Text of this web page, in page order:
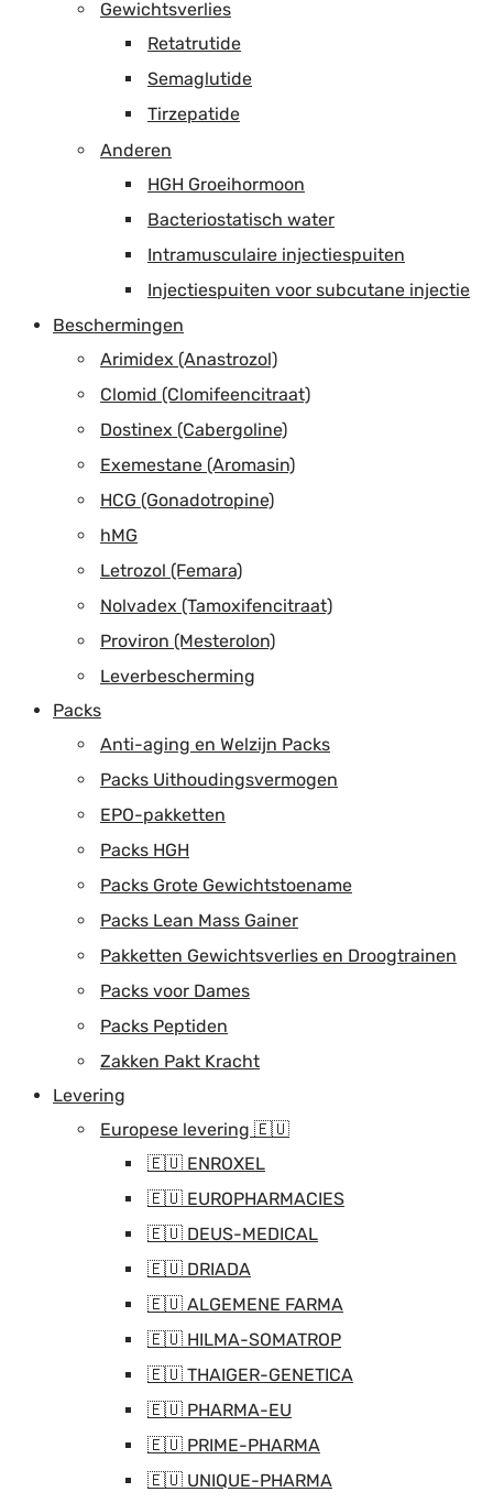
Gewichtsverlies
Retatrutide
Semaglutide
Tirzepatide
Anderen
HGH Groeihormoon
Bacteriostatisch water
Intramusculaire injectiespuiten
Injectiespuiten voor subcutane injectie
Beschermingen
Arimidex (Anastrozol)
Clomid (Clomifeencitraat)
Dostinex (Cabergoline)
Exemestane (Aromasin)
HCG (Gonadotropine)
hMG
Letrozol (Femara)
Nolvadex (Tamoxifencitraat)
Proviron (Mesterolon)
Leverbescherming
Packs
Anti-aging en Welzijn Packs
Packs Uithoudingsvermogen
EPO-pakketten
Packs HGH
Packs Grote Gewichtstoename
Packs Lean Mass Gainer
Pakketten Gewichtsverlies en Droogtrainen
Packs voor Dames
Packs Peptiden
Zakken Pakt Kracht
Levering
Europese levering 🇪🇺
🇪🇺 ENROXEL
🇪🇺 EUROPHARMACIES
🇪🇺 DEUS-MEDICAL
🇪🇺 DRIADA
🇪🇺 ALGEMENE FARMA
🇪🇺 HILMA-SOMATROP
🇪🇺 THAIGER-GENETICA
🇪🇺 PHARMA-EU
🇪🇺 PRIME-PHARMA
🇪🇺 UNIQUE-PHARMA